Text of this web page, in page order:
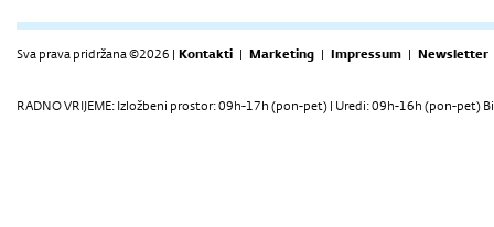
Sva prava pridržana ©2026 | Kontakti | Marketing | Impressum | Newsletter
RADNO VRIJEME: Izložbeni prostor: 09h-17h (pon-pet) | Uredi: 09h-16h (pon-pet)